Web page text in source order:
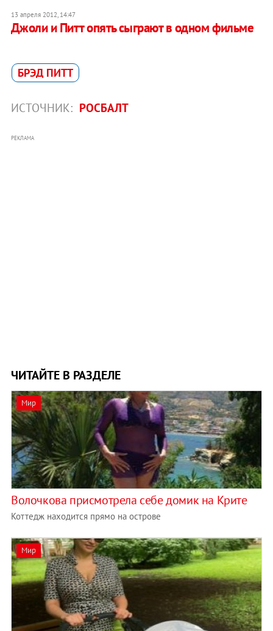
13 апреля 2012, 14:47
Джоли и Питт опять сыграют в одном фильме
БРЭД ПИТТ
ИСТОЧНИК: РОСБАЛТ
РЕКЛАМА
ЧИТАЙТЕ В РАЗДЕЛЕ
Мир
Волочкова присмотрела себе домик на Крите
Коттедж находится прямо на острове
Мир